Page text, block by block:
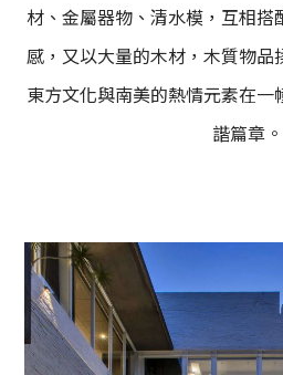
材、金屬器物、清水模，互相搭
感，又以大量的木材，木質物品
東方文化與南美的熱情元素在一
諧篇章。